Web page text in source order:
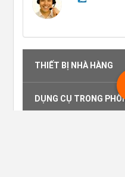
THIẾT BỊ NHÀ HÀNG
DỤNG CỤ TRONG